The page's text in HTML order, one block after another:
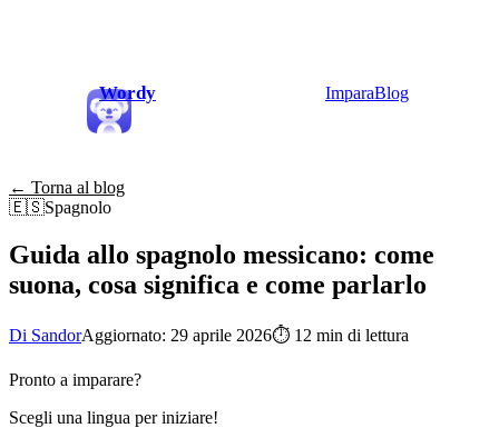
Wordy ImparaBlog
← Torna al blog
🇪🇸Spagnolo
Guida allo spagnolo messicano: come
suona, cosa significa e come parlarlo
Di SandorAggiornato: 29 aprile 2026⏱ 12 min di lettura
Pronto a imparare?
Scegli una lingua per iniziare!